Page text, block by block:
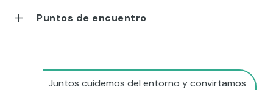
Puntos de encuentro
Juntos cuidemos del entorno y convirtamos